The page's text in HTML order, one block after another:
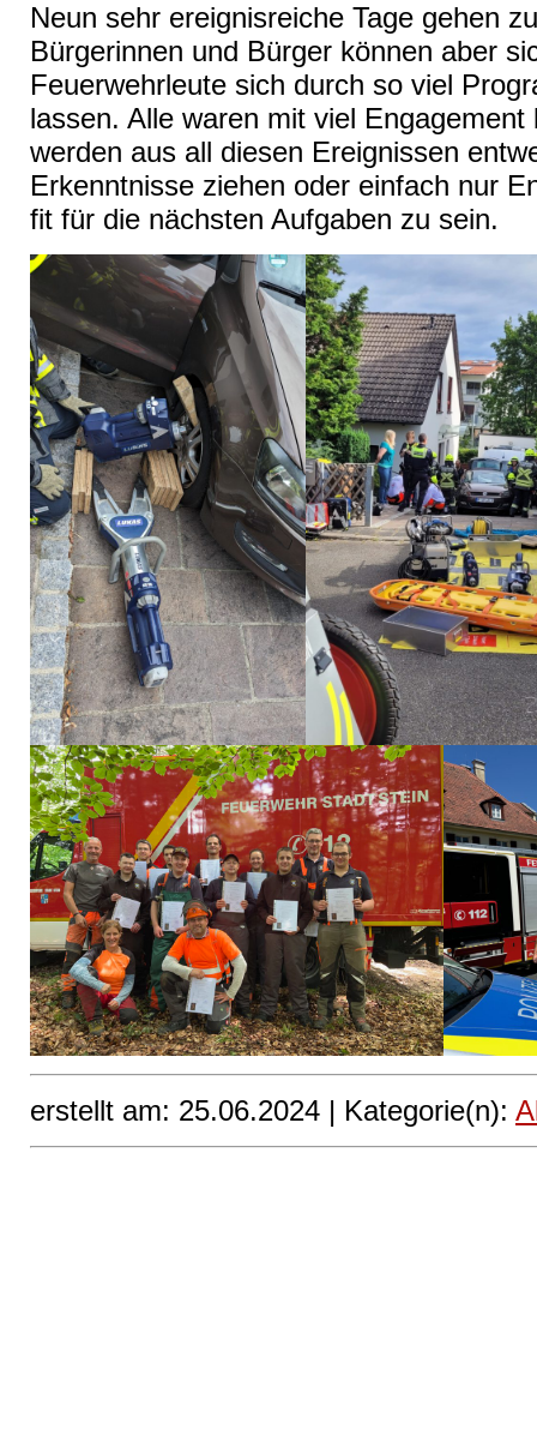
Neun sehr ereignisreiche Tage gehen
Bürgerinnen und Bürger können aber
Feuerwehrleute sich durch so viel
lassen. Alle waren mit viel Engagement
werden aus all diesen Ereignissen
Erkenntnisse ziehen oder einfach nur
fit für die nächsten Aufgaben zu sein.
erstellt am: 25.06.2024 | Kategorie(n):